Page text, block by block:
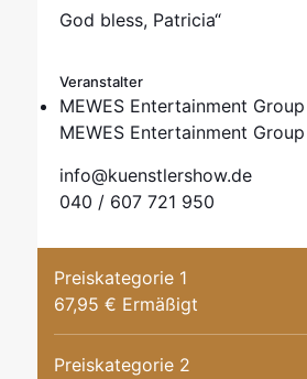
God bless, Patricia“
Veranstalter
MEWES Entertainment
MEWES Entertainment
info@kuenstlershow.de
040 / 607 721 950
Preiskategorie 1
67,95 € Ermäßigt
Preiskategorie 2